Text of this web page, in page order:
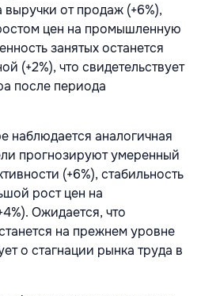
выручки от продаж (+6%),
цен на промышленную
занятых останется
(+2%), что свидетельствует
после периода
наблюдается аналогичная
прогнозируют умеренный
(+6%), стабильность
рост цен на
Ожидается, что
на прежнем уровне
о стагнации рынка труда в